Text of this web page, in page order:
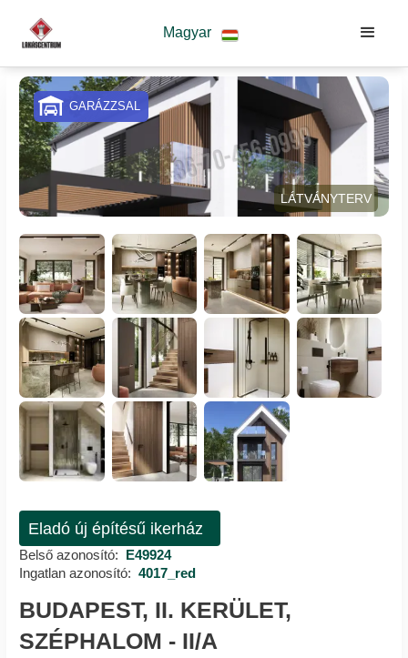
Magyar
GARÁZZSAL
LÁTVÁNYTERV
Eladó új építésű ikerház
Belső azonosító: E49924
Ingatlan azonosító: 4017_red
BUDAPEST, II. KERÜLET,
SZÉPHALOM - II/A